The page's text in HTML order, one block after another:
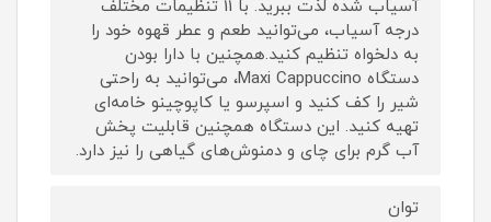
آسیاب شده لذت ببرید. با 11 تنظیمات مختلف
درجه آسیاب، می‌توانید طعم و عطر قهوه خود را
به دلخواه تنظیم کنید.همچنین با دارا بودن
دستگاه Maxi Cappuccino، می‌توانید به راحتی
شیر را کف کنید و اسپرسو یا کاپوچینو خامه‌ای
تهیه کنید. این دستگاه همچنین قابلیت پخش
آب گرم برای چای و دمنوش‌های گیاهی را نیز دارد.
توان